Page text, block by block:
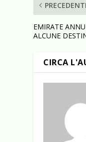
EMIRATE
ALCUNE
CIRCA